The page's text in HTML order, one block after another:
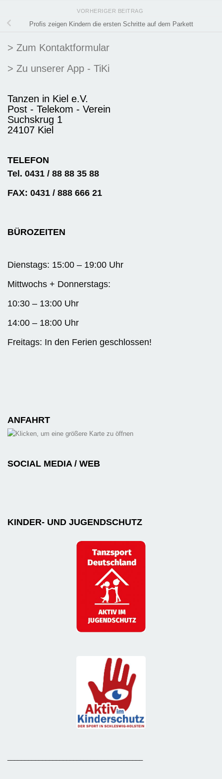
VORHERIGER BEITRAG
Profis zeigen Kindern die ersten Schritte auf dem Parkett
> Zum Kontaktformular
> Zu unserer App - TiKi
Tanzen in Kiel e.V.
Post - Telekom - Verein
Suchskrug 1
24107 Kiel
TELEFON
Tel. 0431 / 88 88 35 88
FAX: 0431 / 888 666 21
BÜROZEITEN
Dienstags: 15:00 – 19:00 Uhr
Mittwochs + Donnerstags:
10:30 – 13:00 Uhr
14:00 – 18:00 Uhr
Freitags: In den Ferien geschlossen!
ANFAHRT
SOCIAL MEDIA / WEB
KINDER- UND JUGENDSCHUTZ